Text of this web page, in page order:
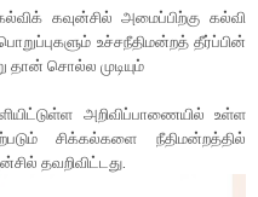
கவுன்சில் அமைப்பிற்கு கல்வி
உச்சநீதிமன்றத் தீர்ப்பின்
தான் சொல்ல முடியும்
அறிவிப்பாணையில் உள்ள
சிக்கல்களை நீதிமன்றத்தில்
தவறிவிட்டது.